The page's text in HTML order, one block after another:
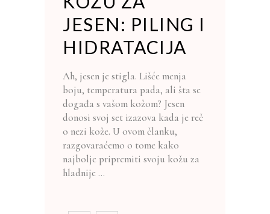
JESEN: PILING I
HIDRATACIJA
Ah, jesen je stigla. Lišće menja
boju, temperatura pada, ali šta se
događa s vašom kožom? Jesen
donosi svoj set izazova kada je reč
o nezi kože. U ovom članku,
razgovaraćemo o tome kako
najbolje pripremiti svoju kožu za
hladnije